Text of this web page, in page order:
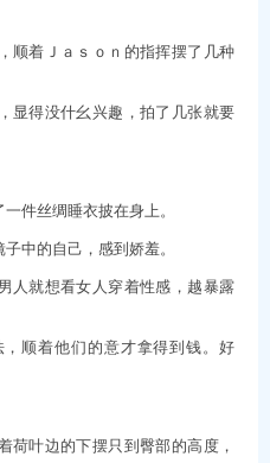
着Ｊａｓｏｎ的指挥摆了几种
得没什幺兴趣，拍了几张就要
丝绸睡衣披在身上。
的自己，感到娇羞。
就想看女人穿着性感，越暴露
顺着他们的意才拿得到钱。好
叶边的下摆只到臀部的高度，